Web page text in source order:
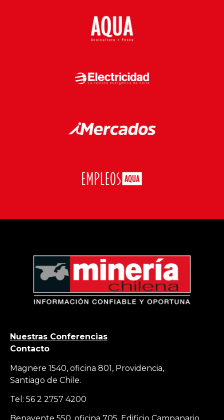
Nuestras Conferencias
Contacto
Magnere 1540, oficina 801, Providencia,
Santiago de Chile.
Tel: 56 2 2757 4200